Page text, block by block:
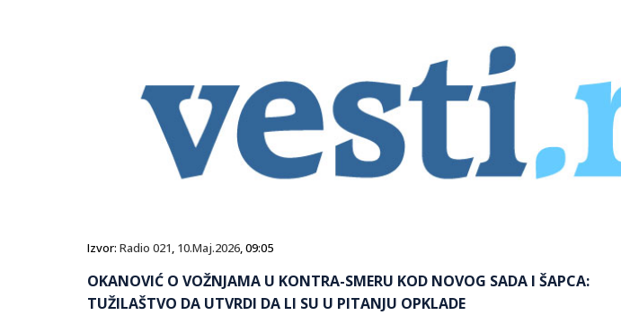
Izvor: Radio 021, 10.Maj.2026, 09:05
OKANOVIĆ O VOŽNJAMA U KONTRA-SMERU KOD NOVOG SADA I ŠAPCA:
TUŽILAŠTVO DA UTVRDI DA LI SU U PITANJU OPKLADE